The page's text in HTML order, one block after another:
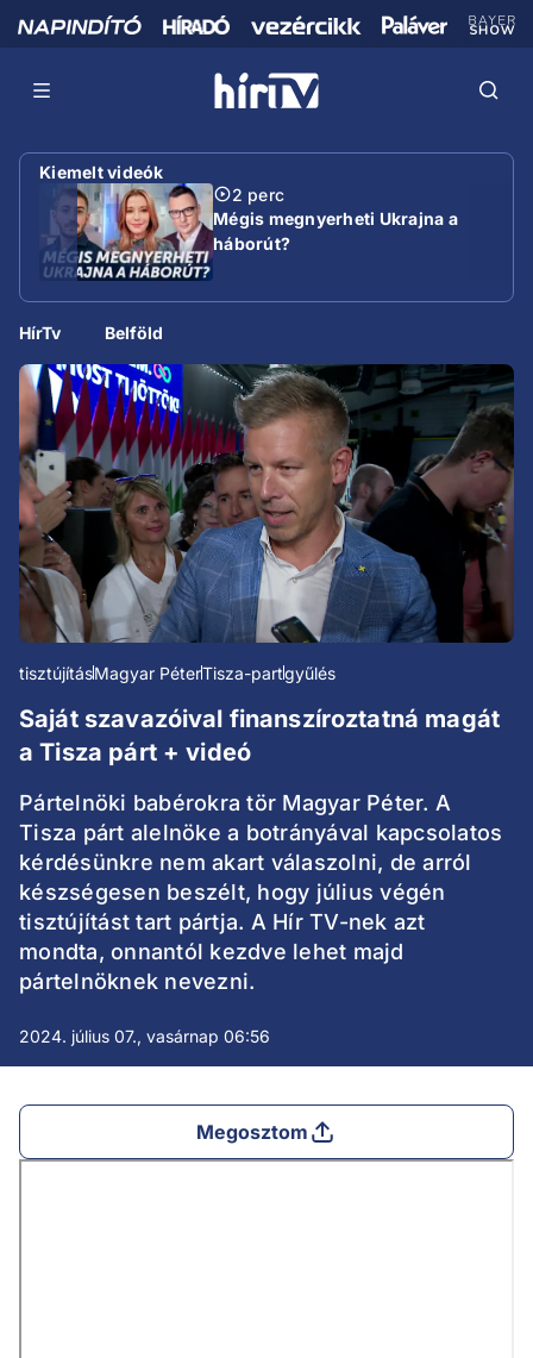
Kiemelt videók
2 perc
Mégis megnyerheti Ukrajna a
háborút?
HírTv Belföld
tisztújításMagyar PéterTisza-partgyűlés
Saját szavazóival finanszíroztatná magát
a Tisza párt + videó
Pártelnöki babérokra tör Magyar Péter. A
Tisza párt alelnöke a botrányával kapcsolatos
kérdésünkre nem akart válaszolni, de arról
készségesen beszélt, hogy július végén
tisztújítást tart pártja. A Hír TV-nek azt
mondta, onnantól kezdve lehet majd
pártelnöknek nevezni.
2024. július 07., vasárnap 06:56
Megosztom